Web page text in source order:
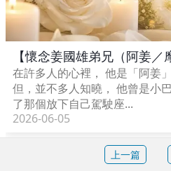
【懷念姜國雄弟兄（阿姜／
在許多人的心裡， 他是「阿姜
但，並不多人知曉， 他曾是小
了那個放下自己駕駛座...
2026-06-05
上一篇